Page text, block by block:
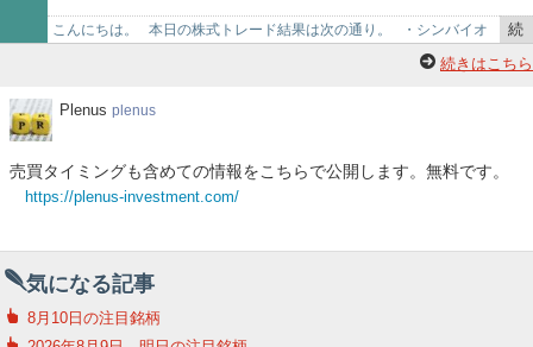
で
こんにちは。 本日の株式トレード結果は次の通り。 ・シンバイオ
続
き
続きはこちら
Plenus
Plenus plenus
売買タイミングも含めての情報をこちらで公開します。無料です。
https://plenus-investment.com/
気になる記事
8月10日の注目銘柄